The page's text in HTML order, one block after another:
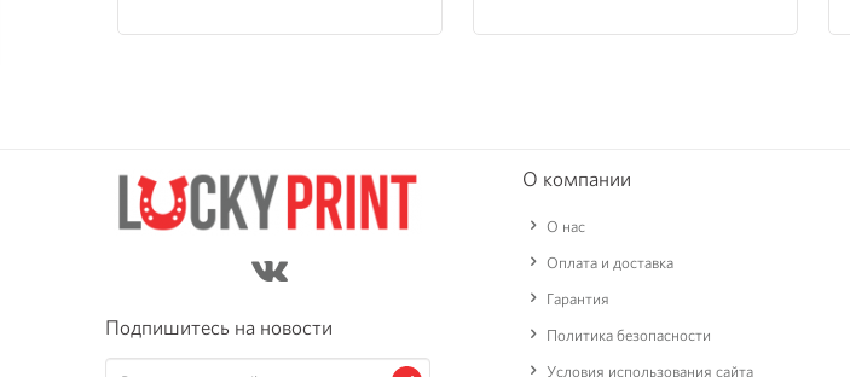
Подпишитесь на новости
О компании
О нас
Оплата и доставка
Гарантия
Политика безопасности
Условия использования сайта